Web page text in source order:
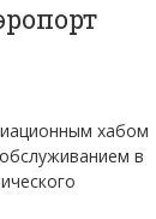
хабом
в